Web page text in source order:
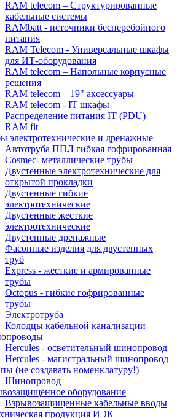
RAM telecom – Структурированные
кабельные системы
RAMbatt - источники бесперебойного
питания
RAM Telecom - Универсальные шкафы
для ИТ-оборудования
RAM telecom – Напольные корпусные
решения
RAM telecom – 19" аксессуары
RAM telecom - IT шкафы
Распределение питания IT (PDU)
RAM fit
электротехнические и дренажные
Автотруба ППЛ гибкая гофрированная
Cosmec- металлические трубы
Двустенные электротехнические для
открытой прокладки
Двустенные гибкие
электротехнические
Двустенные жесткие
электротехнические
Двустенные дренажные
Фасонные изделия для двустенных
труб
Express - жесткие и армированные
трубы
Octopus - гибкие гофрированные
трубы
Электротруба
Колодцы кабельной канализации
Hercules - осветительный шинопровод
Hercules - магистральный шинопровод
(не создавать номенклатуру!)
Шинопровод
оборудование
Взрывозащищенные кабельные вводы
продукция ИЭК